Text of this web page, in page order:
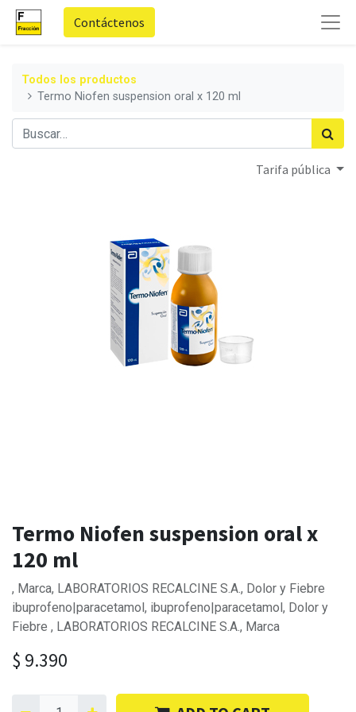
Contáctenos
Todos los productos
Termo Niofen suspension oral x 120 ml
Tarifa pública
Termo Niofen suspension oral x
120 ml
, Marca, LABORATORIOS RECALCINE S.A., Dolor y Fiebre
ibuprofeno|paracetamol, ibuprofeno|paracetamol, Dolor y
Fiebre , LABORATORIOS RECALCINE S.A., Marca
$ 9.390